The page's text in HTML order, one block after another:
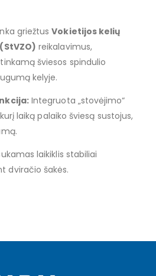
griežtusVokietijos kelių
reikalavimus,
šviesos spindulio
kelyje.
Integruota „stovėjimo“
laiką palaiko šviesą sustojus,
laikiklis stabiliai
dviračio šakės.